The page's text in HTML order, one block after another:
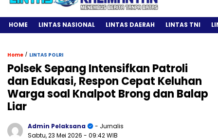
HOME LINTAS NASIONAL LINTAS DAERAH LINTAS TNI
Home / LINTAS POLRI
Polsek Sepang Intensifkan Patroli
dan Edukasi, Respon Cepat Keluhan
Warga soal Knalpot Brong dan Balap
Liar
Admin Pelaksana
- Jurnalis
Sabtu, 23 Mei 2026 - 09:42 WIB